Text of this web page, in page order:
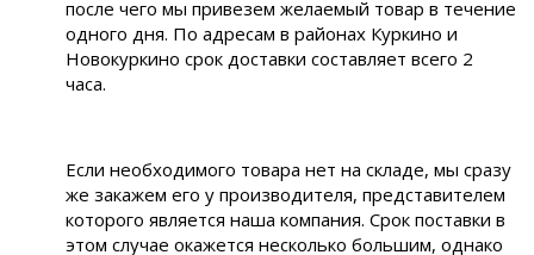
после чего мы привезем желаемый товар в течение
одного дня. По адресам в районах Куркино и
Новокуркино срок доставки составляет всего 2
часа.
Если необходимого товара нет на складе, мы сразу
же закажем его у производителя, представителем
которого является наша компания. Срок поставки в
этом случае окажется несколько большим, однако